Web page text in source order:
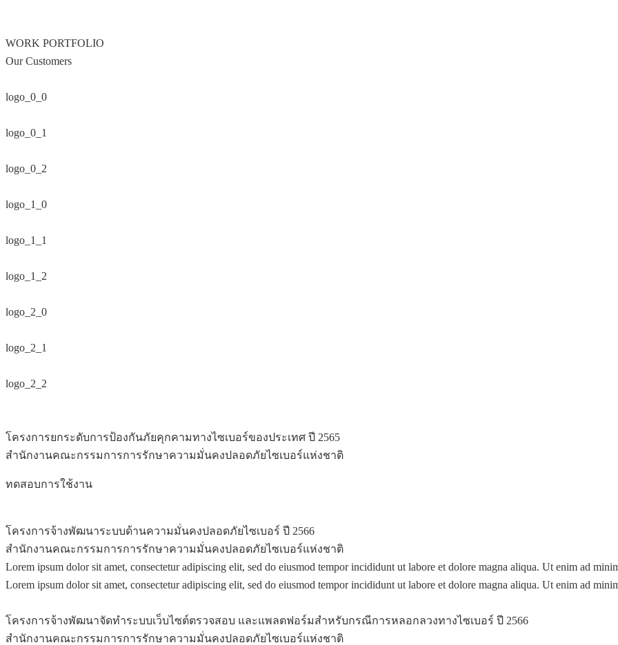
WORK PORTFOLIO
Our Customers
logo_0_0
logo_0_1
logo_0_2
logo_1_0
logo_1_1
logo_1_2
logo_2_0
logo_2_1
logo_2_2
โครงการยกระดับการป้องกันภัยคุกคามทางไซเบอร์ของประเทศ ปี 2565
สำนักงานคณะกรรมการการรักษาความมั่นคงปลอดภัยไซเบอร์แห่งชาติ
ทดสอบการใช้งาน
โครงการจ้างพัฒนาระบบด้านความมั่นคงปลอดภัยไซเบอร์ ปี 2566
สำนักงานคณะกรรมการการรักษาความมั่นคงปลอดภัยไซเบอร์แห่งชาติ
Lorem ipsum dolor sit amet, consectetur adipiscing elit, sed do eiusmod tempor incididunt ut labore et dolore magna aliqua. Ut enim ad
Lorem ipsum dolor sit amet, consectetur adipiscing elit, sed do eiusmod tempor incididunt ut labore et dolore magna aliqua. Ut enim ad
โครงการจ้างพัฒนาจัดทำระบบเว็บไซต์ตรวจสอบ และแพลตฟอร์มสำหรับกรณีการหลอกลวงทางไซเบอร์ ปี 2566
สำนักงานคณะกรรมการการรักษาความมั่นคงปลอดภัยไซเบอร์แห่งชาติ